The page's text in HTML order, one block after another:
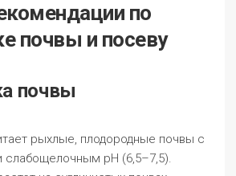
по
почвы и посеву
почвы
рыхлые, плодородные почвы с
слабощелочным pH (6,5–7,5).